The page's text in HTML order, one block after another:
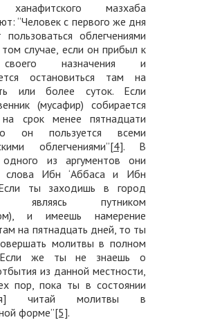
ханафитского мазхаба
“Человек с первого же дня
пользоваться облегчениями
том случае, если он прибыл к
назначения и
остановиться там на
или более суток. Если
(мусафир) собирается
на срок менее пятнадцати
он пользуется всеми
облегчениями”[4]. В
одного из аргументов они
слова Ибн ‘Аббаса и Ибн
ты заходишь в город
являясь путником
и имеешь намерение
на пятнадцать дней, то ты
молитвы в полном
же ты не знаешь о
из данной местности,
пор, пока ты в состоянии
читай молитвы в
форме”[5].